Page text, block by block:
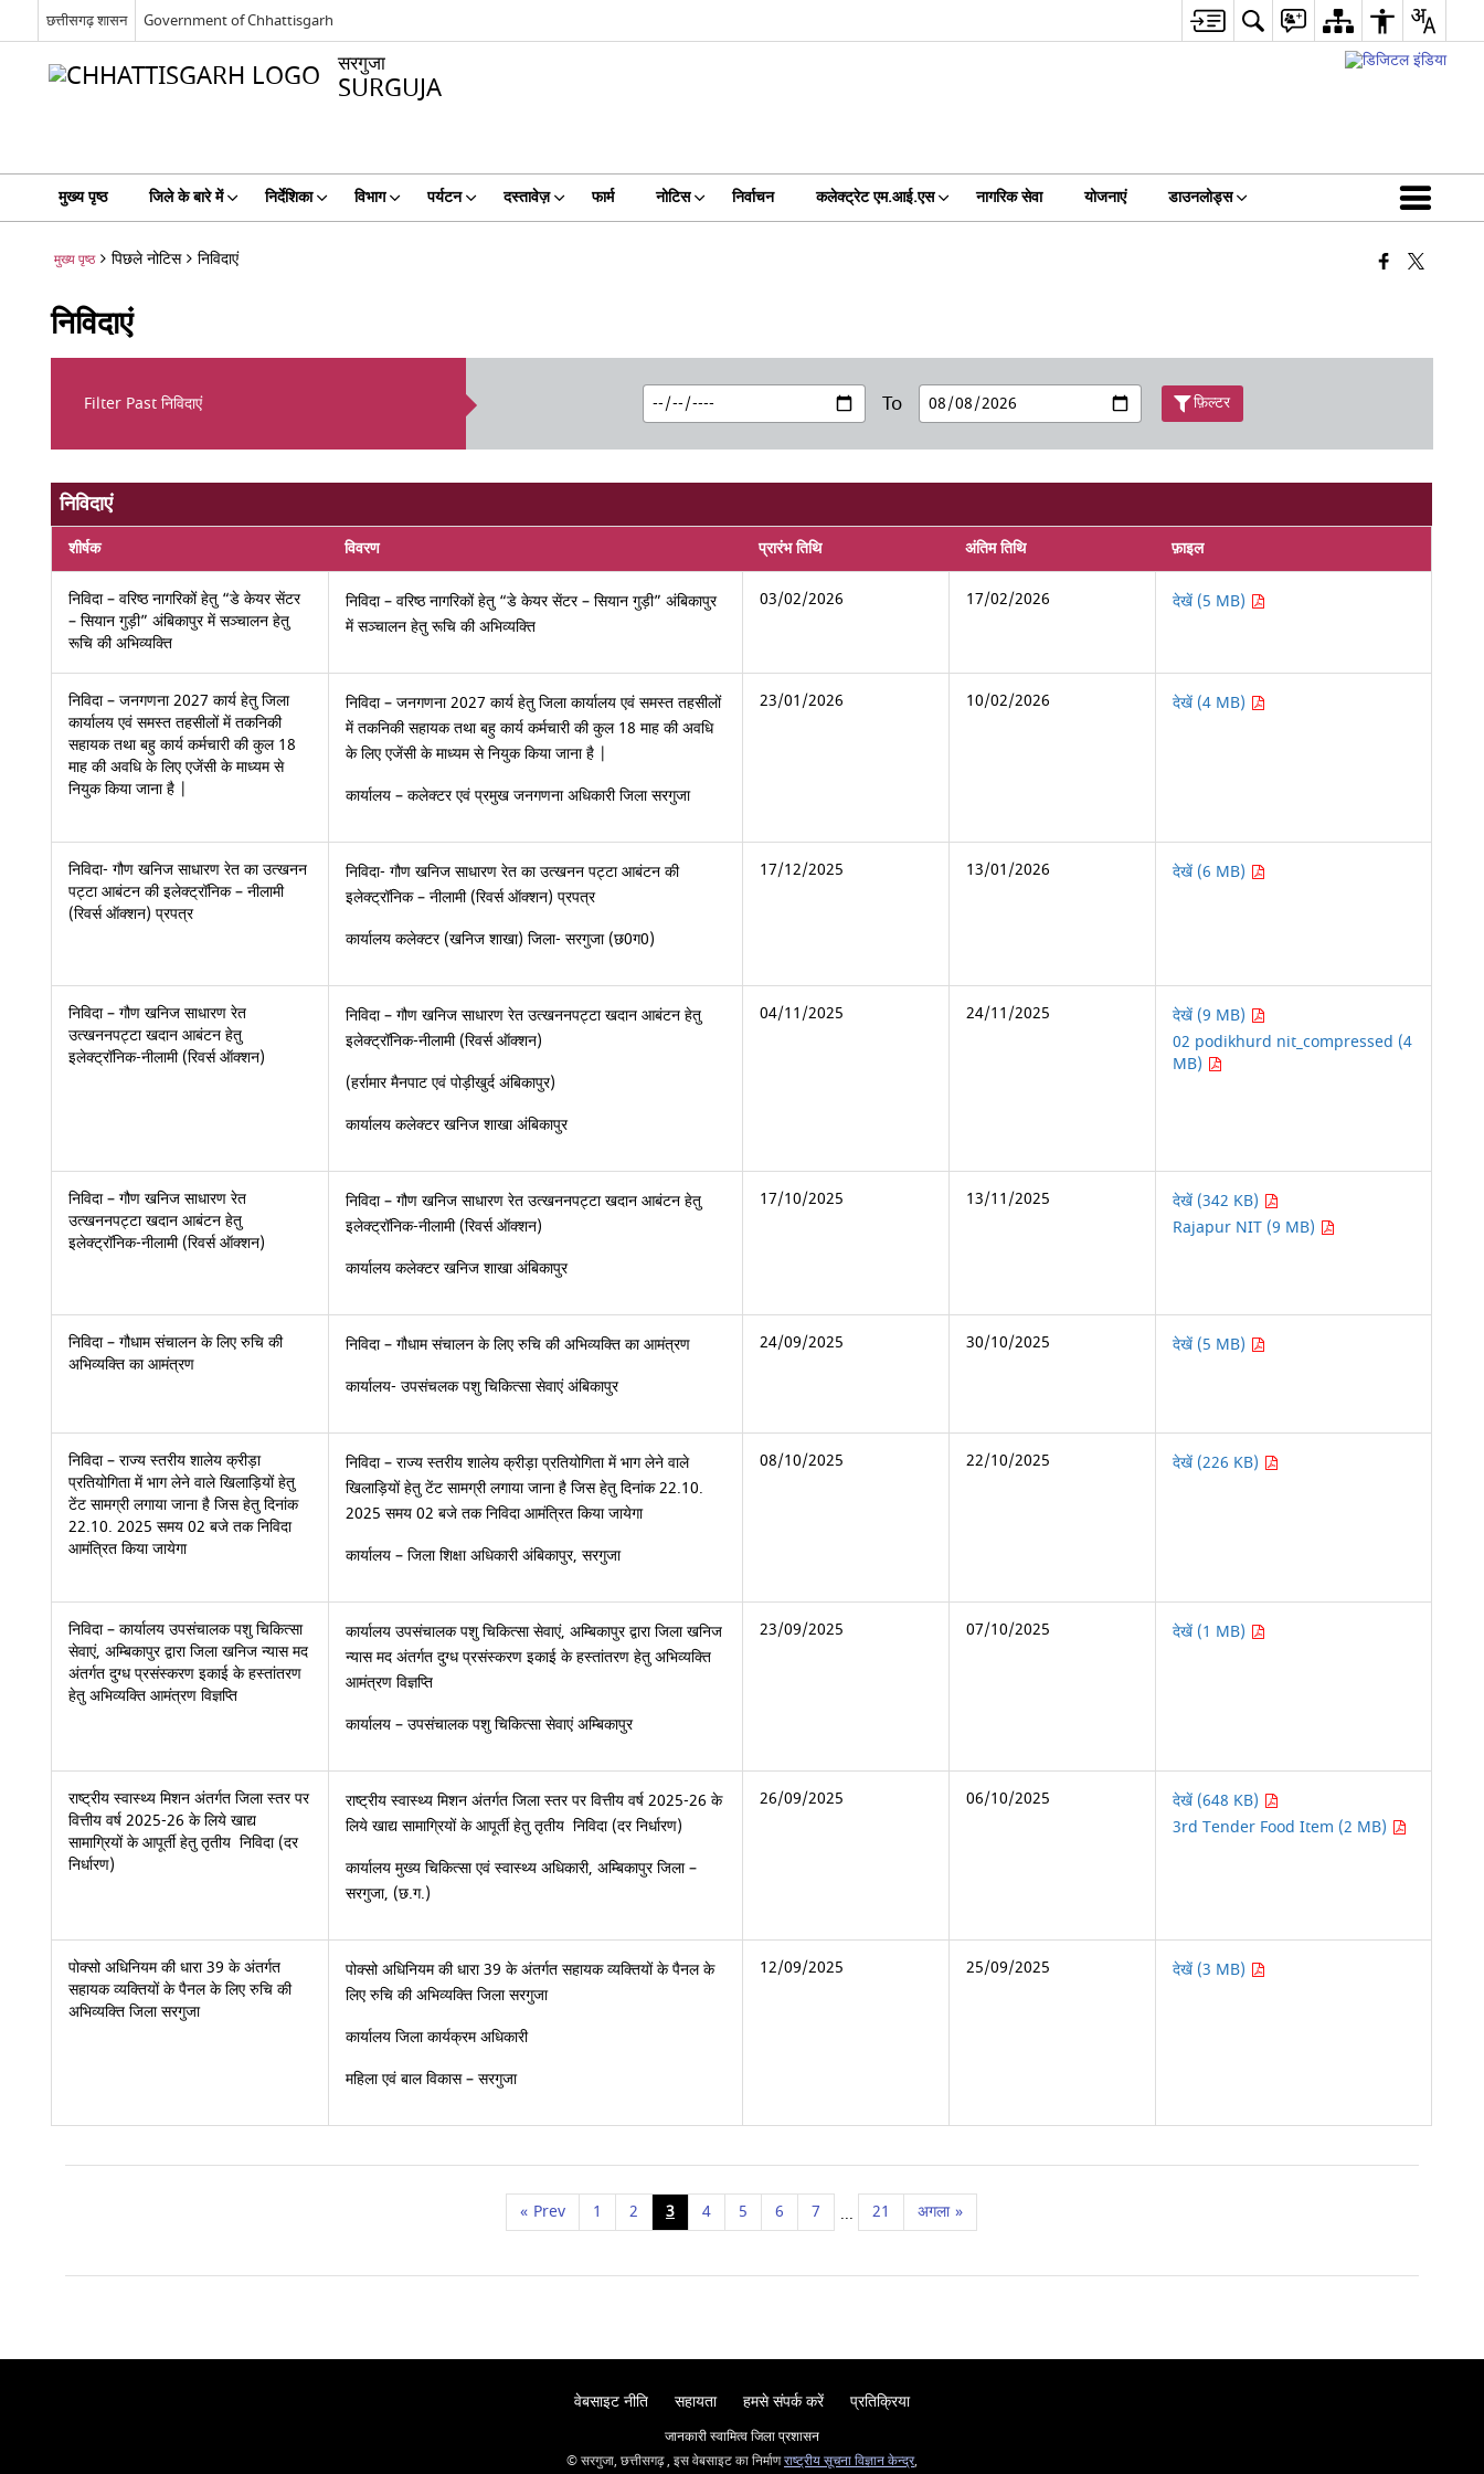
छत्तीसगढ़ शासन Government of Chhattisgarh
सरगुजा
SURGUJA
मुख्य पृष्ठ जिले के बारे में निर्देशिका विभाग पर्यटन दस्तावेज़ फार्म नोटिस निर्वाचन कलेक्ट्रेट एम.आई.एस नागरिक सेवा योजनाएं डाउनलोड्स
मुख्य पृष्ठ पिछले नोटिस निविदाएं
निविदाएं
Filter Past निविदाएं To फ़िल्टर
निविदाएं
शीर्षक विवरण प्रारंभ तिथि अंतिम तिथि फ़ाइल
निविदा – वरिष्ठ नागरिकों हेतु “डे केयर सेंटर
– सियान गुड़ी” अंबिकापुर में सञ्चालन हेतु
रूचि की अभिव्यक्ति
निविदा – वरिष्ठ नागरिकों हेतु “डे केयर सेंटर – सियान गुड़ी” अंबिकापुर
में सञ्चालन हेतु रूचि की अभिव्यक्ति
03/02/2026 17/02/2026 देखें (5 MB)
निविदा – जनगणना 2027 कार्य हेतु जिला
कार्यालय एवं समस्त तहसीलों में तकनिकी
सहायक तथा बहु कार्य कर्मचारी की कुल 18
माह की अवधि के लिए एजेंसी के माध्यम से
नियुक किया जाना है |
निविदा – जनगणना 2027 कार्य हेतु जिला कार्यालय एवं समस्त तहसीलों
में तकनिकी सहायक तथा बहु कार्य कर्मचारी की कुल 18 माह की अवधि
के लिए एजेंसी के माध्यम से नियुक किया जाना है |
कार्यालय – कलेक्टर एवं प्रमुख जनगणना अधिकारी जिला सरगुजा
23/01/2026 10/02/2026 देखें (4 MB)
निविदा- गौण खनिज साधारण रेत का उत्खनन
पट्टा आबंटन की इलेक्ट्रॉनिक – नीलामी
(रिवर्स ऑक्शन) प्रपत्र
निविदा- गौण खनिज साधारण रेत का उत्खनन पट्टा आबंटन की
इलेक्ट्रॉनिक – नीलामी (रिवर्स ऑक्शन) प्रपत्र
कार्यालय कलेक्टर (खनिज शाखा) जिला- सरगुजा (छ0ग0)
17/12/2025 13/01/2026 देखें (6 MB)
निविदा – गौण खनिज साधारण रेत
उत्खननप‌ट्टा खदान आबंटन हेतु
इलेक्ट्रॉनिक-नीलामी (रिवर्स ऑक्शन)
निविदा – गौण खनिज साधारण रेत उत्खननप‌ट्टा खदान आबंटन हेतु
इलेक्ट्रॉनिक-नीलामी (रिवर्स ऑक्शन)
(हर्रामार मैनपाट एवं पोड़ीखुर्द अंबिकापुर)
कार्यालय कलेक्टर खनिज शाखा अंबिकापुर
04/11/2025 24/11/2025
देखें (9 MB)
02 podikhurd nit_compressed (4
MB)
निविदा – गौण खनिज साधारण रेत
उत्खननप‌ट्टा खदान आबंटन हेतु
इलेक्ट्रॉनिक-नीलामी (रिवर्स ऑक्शन)
निविदा – गौण खनिज साधारण रेत उत्खननप‌ट्टा खदान आबंटन हेतु
इलेक्ट्रॉनिक-नीलामी (रिवर्स ऑक्शन)
कार्यालय कलेक्टर खनिज शाखा अंबिकापुर
17/10/2025 13/11/2025
देखें (342 KB)
Rajapur NIT (9 MB)
निविदा – गौधाम संचालन के लिए रुचि की
अभिव्यक्ति का आमंत्रण
निविदा – गौधाम संचालन के लिए रुचि की अभिव्यक्ति का आमंत्रण
कार्यालय- उपसंचलक पशु चिकित्सा सेवाएं अंबिकापुर
24/09/2025 30/10/2025 देखें (5 MB)
निविदा – राज्य स्तरीय शालेय क्रीड़ा
प्रतियोगिता में भाग लेने वाले खिलाड़ियों हेतु
टेंट सामग्री लगाया जाना है जिस हेतु दिनांक
22.10. 2025 समय 02 बजे तक निविदा
आमंत्रित किया जायेगा
निविदा – राज्य स्तरीय शालेय क्रीड़ा प्रतियोगिता में भाग लेने वाले
खिलाड़ियों हेतु टेंट सामग्री लगाया जाना है जिस हेतु दिनांक 22.10.
2025 समय 02 बजे तक निविदा आमंत्रित किया जायेगा
कार्यालय – जिला शिक्षा अधिकारी अंबिकापुर, सरगुजा
08/10/2025 22/10/2025 देखें (226 KB)
निविदा – कार्यालय उपसंचालक पशु चिकित्सा
सेवाएं, अम्बिकापुर द्वारा जिला खनिज न्यास मद
अंतर्गत दुग्ध प्रसंस्करण इकाई के हस्तांतरण
हेतु अभिव्यक्ति आमंत्रण विज्ञप्ति
कार्यालय उपसंचालक पशु चिकित्सा सेवाएं, अम्बिकापुर द्वारा जिला खनिज
न्यास मद अंतर्गत दुग्ध प्रसंस्करण इकाई के हस्तांतरण हेतु अभिव्यक्ति
आमंत्रण विज्ञप्ति
कार्यालय – उपसंचालक पशु चिकित्सा सेवाएं अम्बिकापुर
23/09/2025 07/10/2025 देखें (1 MB)
राष्ट्रीय स्वास्थ्य मिशन अंतर्गत जिला स्तर पर
वित्तीय वर्ष 2025-26 के लिये खाद्य
सामाग्रियों के आपूर्ती हेतु तृतीय निविदा (दर
निर्धारण)
राष्ट्रीय स्वास्थ्य मिशन अंतर्गत जिला स्तर पर वित्तीय वर्ष 2025-26 के
लिये खाद्य सामाग्रियों के आपूर्ती हेतु तृतीय निविदा (दर निर्धारण)
कार्यालय मुख्य चिकित्सा एवं स्वास्थ्य अधिकारी, अम्बिकापुर जिला –
सरगुजा, (छ.ग.)
26/09/2025 06/10/2025
देखें (648 KB)
3rd Tender Food Item (2 MB)
पोक्सो अधिनियम की धारा 39 के अंतर्गत
सहायक व्यक्तियों के पैनल के लिए रुचि की
अभिव्यक्ति जिला सरगुजा
पोक्सो अधिनियम की धारा 39 के अंतर्गत सहायक व्यक्तियों के पैनल के
लिए रुचि की अभिव्यक्ति जिला सरगुजा
कार्यालय जिला कार्यक्रम अधिकारी
महिला एवं बाल विकास – सरगुजा
12/09/2025 25/09/2025 देखें (3 MB)
« Prev 1 2 3 4 5 6 7 ... 21 अगला »
वेबसाइट नीति सहायता हमसे संपर्क करें प्रतिक्रिया
जानकारी स्वामित्व जिला प्रशासन
© सरगुजा, छत्तीसगढ़ , इस वेबसाइट का निर्माणराष्ट्रीय सूचना विज्ञान केन्द्र,